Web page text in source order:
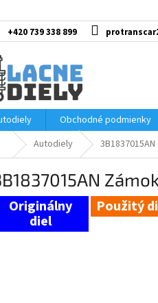
+420 739 338 899
Obchodné podmienky
DomovAutodiely
Použitý